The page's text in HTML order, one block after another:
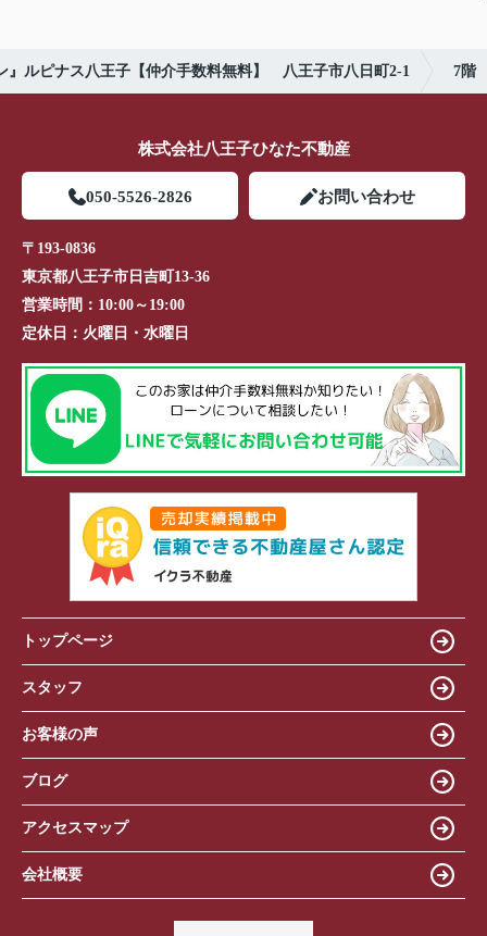
』ルピナス八王子【仲介手数料無料】 八王子市八日町2-1 7階
株式会社八王子ひなた不動産
050-5526-2826 お問い合わせ
〒193-0836
東京都八王子市日吉町13-36
営業時間： 10:00～19:00
定休日： 火曜日・水曜日
トップページ
スタッフ
お客様の声
ブログ
アクセスマップ
会社概要